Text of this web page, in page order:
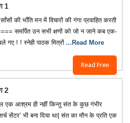
1
Read Free
की भाँति मन में विचारों की गंगा प्रवाहित करती
समर्पित उन सभी क्षणों को जो न जाने कब एक-
! ! स्नेही पाठक मित्रों ...Read More
2
आश्रम ही नहीं किन्तु संत के कुछ गंभीर
सेंटर’ भी बना दिया था| संत का मौन के प्रति एक